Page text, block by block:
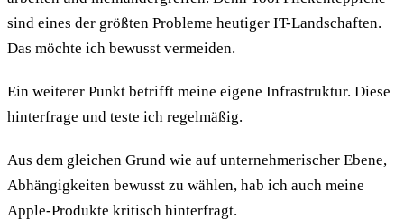
sind eines der größten Probleme heutiger IT-Landschaften.
Das möchte ich bewusst vermeiden.
Ein weiterer Punkt betrifft meine eigene Infrastruktur. Diese
hinterfrage und teste ich regelmäßig.
Aus dem gleichen Grund wie auf unternehmerischer Ebene,
Abhängigkeiten bewusst zu wählen, hab ich auch meine
Apple-Produkte kritisch hinterfragt.